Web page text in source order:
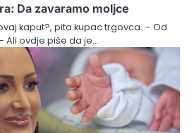
Da zavaramo moljce
kaput?, pita kupac trgovca. – Od
Ali ovdje piše da je…